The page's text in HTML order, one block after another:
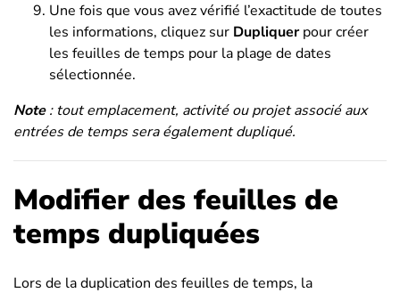
Une fois que vous avez vérifié l’exactitude de toutes
les informations, cliquez sur Dupliquerpour créer
les feuilles de temps pour la plage de dates
sélectionnée.
Note: tout emplacement, activité ou projet associé aux
entrées de temps sera également dupliqué.
Modifier des feuilles de
temps dupliquées
Lors de la duplication des feuilles de temps, la